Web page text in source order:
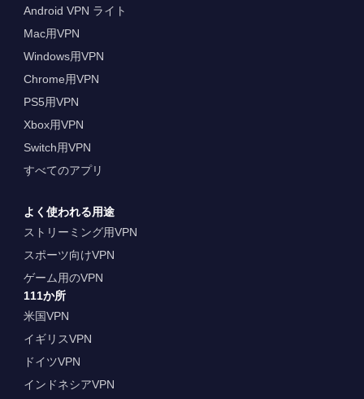
Android VPN ライト
Mac用VPN
Windows用VPN
Chrome用VPN
PS5用VPN
Xbox用VPN
Switch用VPN
すべてのアプリ
よく使われる用途
ストリーミング用VPN
スポーツ向けVPN
ゲーム用のVPN
111か所
米国VPN
イギリスVPN
ドイツVPN
インドネシアVPN